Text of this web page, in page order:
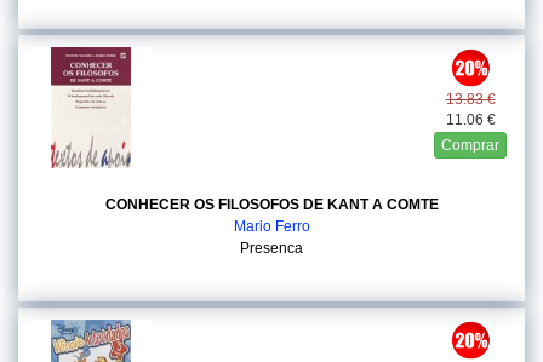
13.83 €
11.06 €
Comprar
CONHECER OS FILOSOFOS DE KANT A COMTE
Mario Ferro
Presenca